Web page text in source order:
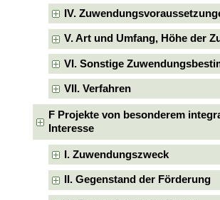
IV.
V. Art und Umfang, Höhe der
VI. Sonstige
VII. Verfahren
F Projekte von besonderem
Interesse
I. Zuwendungszweck
II. Gegenstand der Förderung